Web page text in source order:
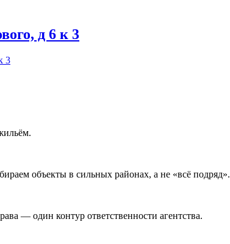
д 6 к 3
3
объекты в сильных районах, а не «всё подряд».
— один контур ответственности агентства.